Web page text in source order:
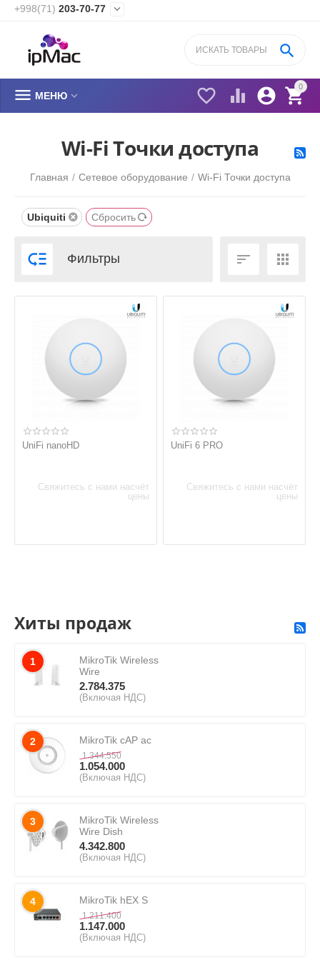
+998(71) 203-70-77 
0


 

 МЕНЮ 
Wi-Fi Точки доступа
Главная / Сетевое оборудование / Wi-Fi Точки доступа
Ubiquiti Сбросить
 Фильтры  
UniFi nanoHD
Свяжитесь с нами насчёт
цены
UniFi 6 PRO
Свяжитесь с нами насчёт
цены
Хиты продаж
1
MikroTik Wireless
Wire
2.784.375
(Включая НДС)
2 MikroTik cAP ac
1.344.550
1.054.000
(Включая НДС)
3
MikroTik Wireless
Wire Dish
4.342.800
(Включая НДС)
4 MikroTik hEX S
1.211.400
1.147.000
(Включая НДС)